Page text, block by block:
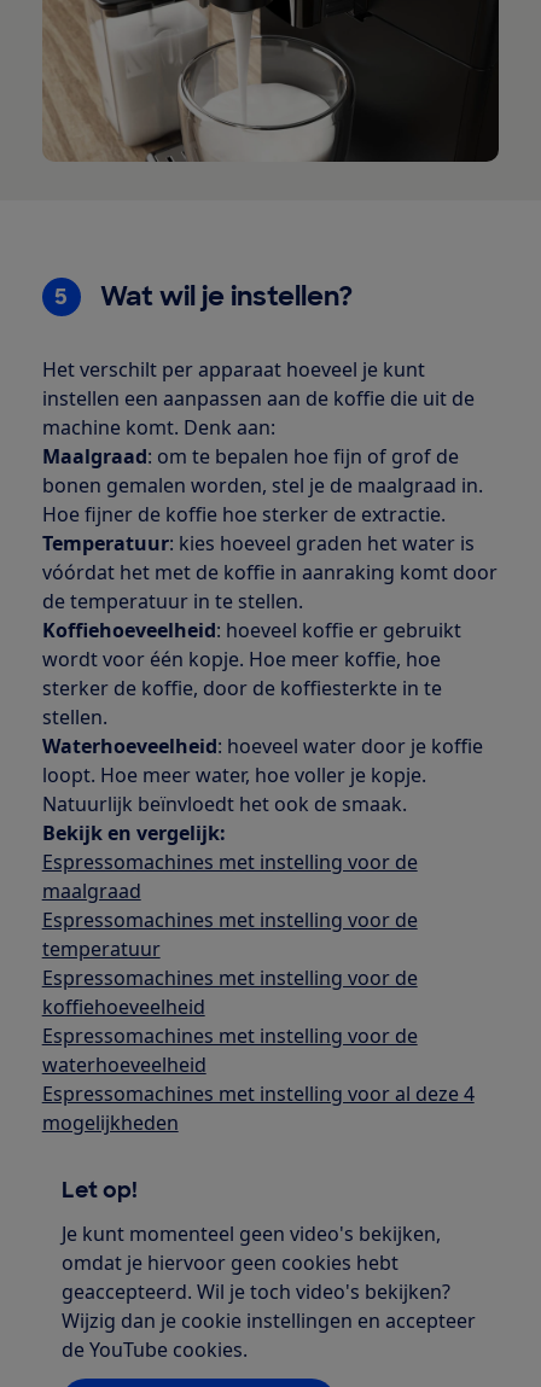
5 Wat wil je instellen?
Het verschilt per apparaat hoeveel je kunt
instellen een aanpassen aan de koffie die uit de
machine komt. Denk aan:
Maalgraad: om te bepalen hoe fijn of grof de
bonen gemalen worden, stel je de maalgraad in.
Hoe fijner de koffie hoe sterker de extractie.
Temperatuur: kies hoeveel graden het water is
vóórdat het met de koffie in aanraking komt door
de temperatuur in te stellen.
Koffiehoeveelheid: hoeveel koffie er gebruikt
wordt voor één kopje. Hoe meer koffie, hoe
sterker de koffie, door de koffiesterkte in te
stellen.
Waterhoeveelheid: hoeveel water door je koffie
loopt. Hoe meer water, hoe voller je kopje.
Natuurlijk beïnvloedt het ook de smaak.
Bekijk en vergelijk:
Espressomachines met instelling voor de
maalgraad
Espressomachines met instelling voor de
temperatuur
Espressomachines met instelling voor de
koffiehoeveelheid
Espressomachines met instelling voor de
waterhoeveelheid
Espressomachines met instelling voor al deze 4
mogelijkheden
Let op!
Je kunt momenteel geen video's bekijken,
omdat je hiervoor geen cookies hebt
geaccepteerd. Wil je toch video's bekijken?
Wijzig dan je cookie instellingen en accepteer
de YouTube cookies.